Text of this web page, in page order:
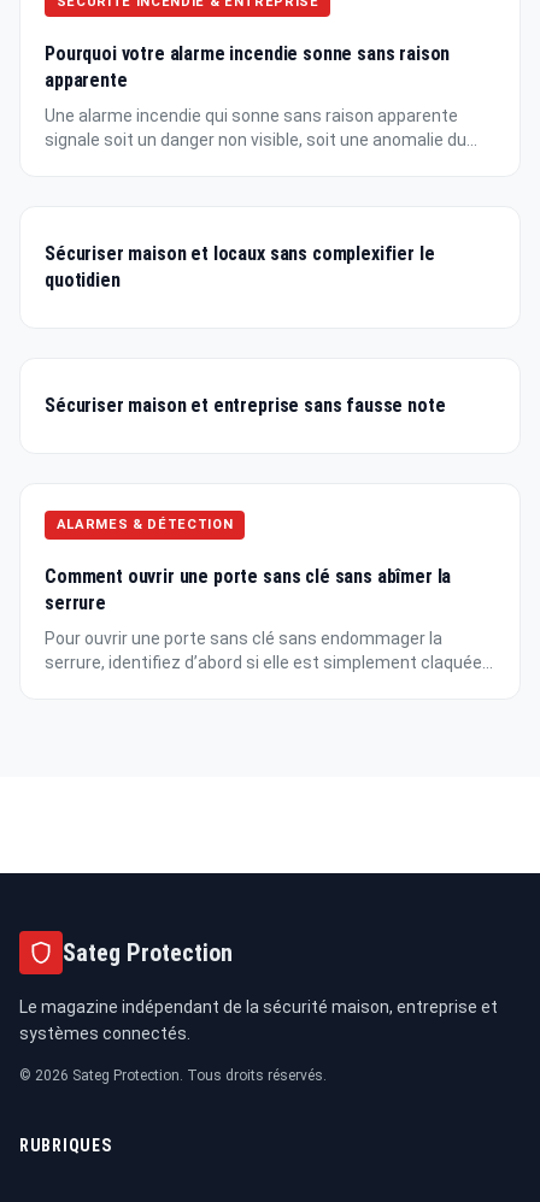
Pourquoi votre alarme incendie sonne sans raison
apparente
Une alarme incendie qui sonne sans raison apparente
signale soit un danger non visible, soit une anomalie du...
Sécuriser maison et locaux sans complexifier le
quotidien
Sécuriser maison et entreprise sans fausse note
ALARMES & DÉTECTION
Comment ouvrir une porte sans clé sans abîmer la
serrure
Pour ouvrir une porte sans clé sans endommager la
serrure, identifiez d’abord si elle est simplement claquée...
Sateg Protection
Le magazine indépendant de la sécurité maison, entreprise et
systèmes connectés.
© 2026 Sateg Protection. Tous droits réservés.
RUBRIQUES